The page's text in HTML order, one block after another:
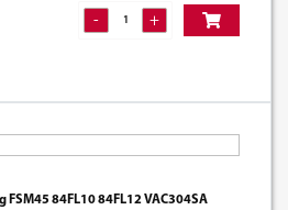
- +
FSM45 84FL10 84FL12 VAC304SA